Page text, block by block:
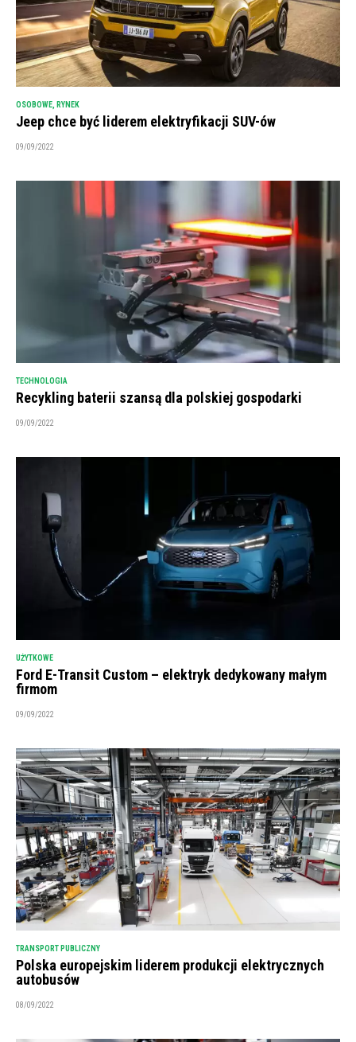
OSOBOWE RYNEK
Jeep chce być liderem elektryfikacji SUV-ów
09/09/2022
TECHNOLOGIA
Recykling baterii szansą dla polskiej gospodarki
09/09/2022
UŻYTKOWE
Ford E-Transit Custom – elektryk dedykowany małym
firmom
09/09/2022
TRANSPORT PUBLICZNY
Polska europejskim liderem produkcji elektrycznych
autobusów
08/09/2022